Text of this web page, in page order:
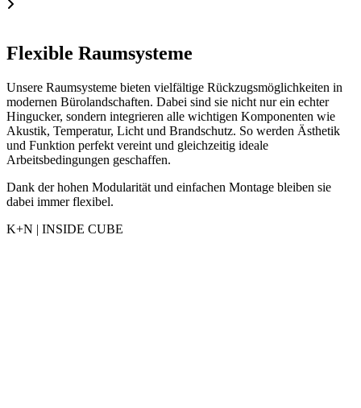
Flexible Raumsysteme
Unsere Raumsysteme bieten vielfältige Rückzugsmöglichkeiten in
modernen Bürolandschaften. Dabei sind sie nicht nur ein echter
Hingucker, sondern integrieren alle wichtigen Komponenten wie
Akustik, Temperatur, Licht und Brandschutz. So werden Ästhetik
und Funktion perfekt vereint und gleichzeitig ideale
Arbeitsbedingungen geschaffen.
Dank der hohen Modularität und einfachen Montage bleiben sie
dabei immer flexibel.
K+N | INSIDE CUBE